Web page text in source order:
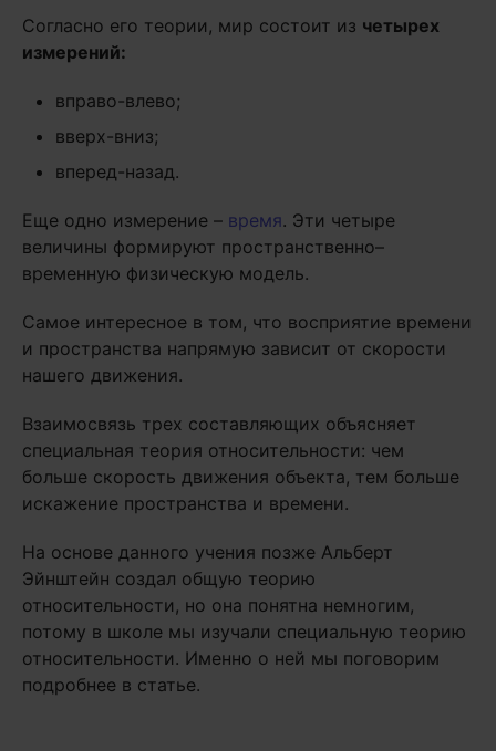
Согласно его теории, мир состоит из четырех
измерений:
вправо-влево;
вверх-вниз;
вперед-назад.
Еще одно измерение – время. Эти четыре
величины формируют пространственно–
временную физическую модель.
Самое интересное в том, что восприятие времени
и пространства напрямую зависит от скорости
нашего движения.
Взаимосвязь трех составляющих объясняет
специальная теория относительности: чем
больше скорость движения объекта, тем больше
искажение пространства и времени.
На основе данного учения позже Альберт
Эйнштейн создал общую теорию
относительности, но она понятна немногим,
потому в школе мы изучали специальную теорию
относительности. Именно о ней мы поговорим
подробнее в статье.